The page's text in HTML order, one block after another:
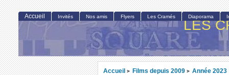
LES
Accueil > Films depuis 2009 > Année 2023
Accueil Invités Nos amis Flyers Les Cramés Diaporama